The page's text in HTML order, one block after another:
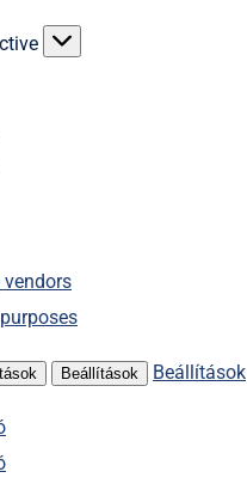
vendors
Beállítások Beállítások